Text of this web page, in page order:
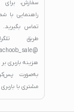
سفارش،
راهنمایی با
تماس بگیرید.
طریق
@Hildachoob_sale
هزینه باربری
به‌صورت
مشتری با